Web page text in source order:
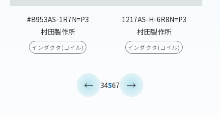
#B953AS-1R7N=P3
村田製作所
インダクタ(コイル)
1217AS-H-6R8N=P3
村田製作所
インダクタ(コイル)
34567